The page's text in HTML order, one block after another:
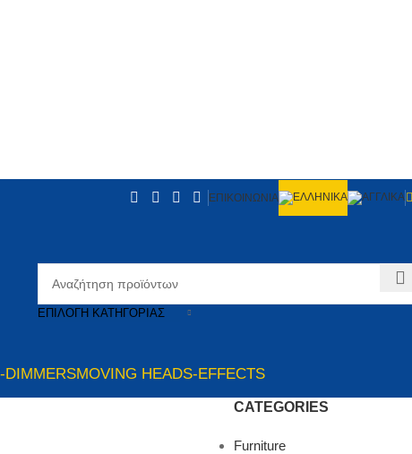
ΕΠΙΚΟΙΝΩΝΙΑ
ΕΠΙΛΟΓΉ ΚΑΤΗΓΟΡΊΑΣ
DIMMERSMOVING HEADS-EFFECTS
CATEGORIES
Furniture